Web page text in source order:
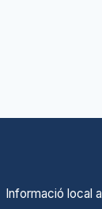
Informació local